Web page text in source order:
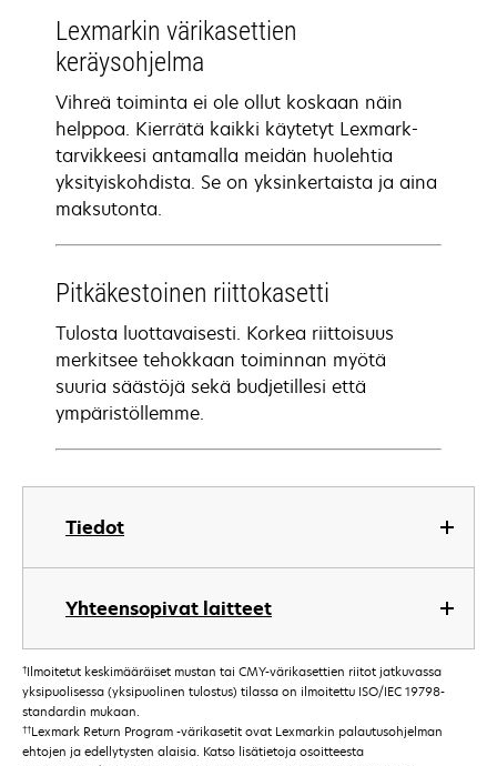
Tiedot
Yhteensopivat laitteet
Lexmarkin värikasettien
keräysohjelma
Vihreä toiminta ei ole ollut koskaan näin
helppoa. Kierrätä kaikki käytetyt Lexmark-
tarvikkeesi antamalla meidän huolehtia
yksityiskohdista. Se on yksinkertaista ja aina
maksutonta.
Pitkäkestoinen riittokasetti
Tulosta luottavaisesti. Korkea riittoisuus
merkitsee tehokkaan toiminnan myötä
suuria säästöjä sekä budjetillesi että
ympäristöllemme.
†Ilmoitetut keskimääräiset mustan tai CMY-värikasettien riitot jatkuvassa
yksipuolisessa (yksipuolinen tulostus) tilassa on ilmoitettu ISO/IEC 19798-
standardin mukaan.
††Lexmark Return Program -värikasetit ovat Lexmarkin palautusohjelman
ehtojen ja edellytysten alaisia. Katso lisätietoja osoitteesta